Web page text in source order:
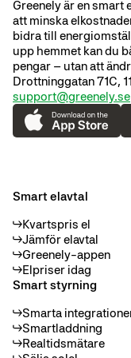
Mini
Opel
Peugeot*
Porsche
Renault
Seat
Skoda
Xpeng
Volvo*
Snart kommer vi att
Mercedes,
*Kia & BMW – vissa
påverka
förbättra upplevelsen.
då elpriset är som
vad du tycker är
med att lägga till fler
Greenely är en
att minska
bidra till
upp hemmet kan du
pengar – utan att
Drottninggatan 71C,
support@greenely.se
Smart elavtal
Kvartspris el
Jämför elavtal
Greenely-appen
Elpriser idag
Smart styrning
Smarta
Smartladdning
Realtidsmätare